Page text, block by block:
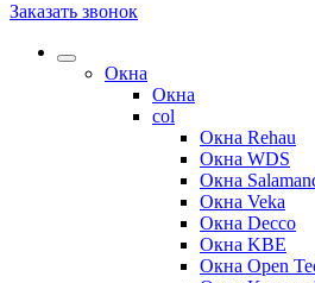
Заказать звонок
Окна
Окна
col
Окна Rehau
Окна WDS
Окна
Окна Veka
Окна Decco
Окна KBE
Окна Open